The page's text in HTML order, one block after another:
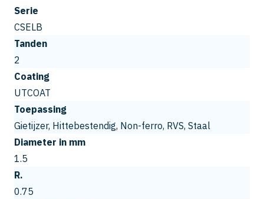
Serie
CSELB
Tanden
2
Coating
UTCOAT
Toepassing
Gietijzer, Hittebestendig, Non-ferro, RVS, Staal
Diameter in mm
1.5
R.
0.75